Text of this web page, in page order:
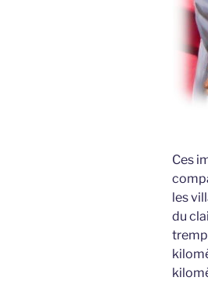
Ces
les
du